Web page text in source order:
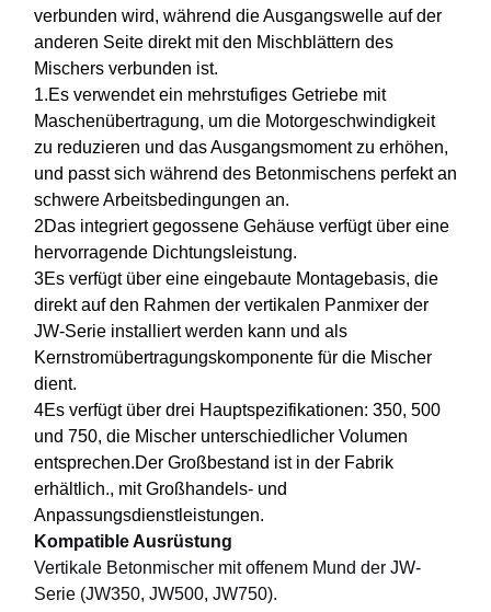
verbunden wird, während die Ausgangswelle auf der
anderen Seite direkt mit den Mischblättern des
Mischers verbunden ist.
1.Es verwendet ein mehrstufiges Getriebe mit
Maschenübertragung, um die Motorgeschwindigkeit
zu reduzieren und das Ausgangsmoment zu erhöhen,
und passt sich während des Betonmischens perfekt an
schwere Arbeitsbedingungen an.
2Das integriert gegossene Gehäuse verfügt über eine
hervorragende Dichtungsleistung.
3Es verfügt über eine eingebaute Montagebasis, die
direkt auf den Rahmen der vertikalen Panmixer der
JW-Serie installiert werden kann und als
Kernstromübertragungskomponente für die Mischer
dient.
4Es verfügt über drei Hauptspezifikationen: 350, 500
und 750, die Mischer unterschiedlicher Volumen
entsprechen.Der Großbestand ist in der Fabrik
erhältlich., mit Großhandels- und
Anpassungsdienstleistungen.
Kompatible Ausrüstung
Vertikale Betonmischer mit offenem Mund der JW-
Serie (JW350, JW500, JW750).